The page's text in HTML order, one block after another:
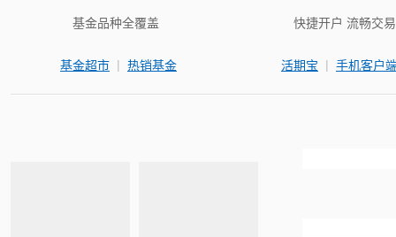
基金品种全覆盖
基金超市 | 热销基金
快捷开户 流畅交易
活期宝 | 手机客户